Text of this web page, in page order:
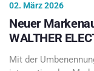
02. März 2026
Neuer
WALTHER
Mit der